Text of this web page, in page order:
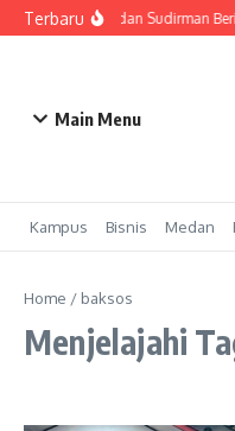
Lewati ke konten
TerbaruHKBP Medan Sudirman
Main Menu
Kampus Bisnis Medan
Home / baksos
Menjelajahi